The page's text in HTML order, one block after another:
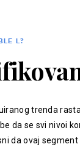
L?
trenda
da se svi nivoi
da ovaj